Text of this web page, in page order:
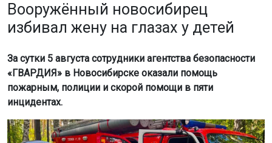
Вооружённый новосибирец
избивал жену на глазах у детей
За сутки 5 августа сотрудники агентства безопасности
«ГВАРДИЯ» в Новосибирске оказали помощь
пожарным, полиции и скорой помощи в пяти
инцидентах.